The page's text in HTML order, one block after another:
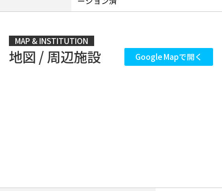
MAP & INSTITUTION
地図 / 周辺施設 Google Mapで開く